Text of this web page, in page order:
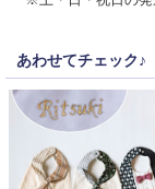
あわせてチェック♪